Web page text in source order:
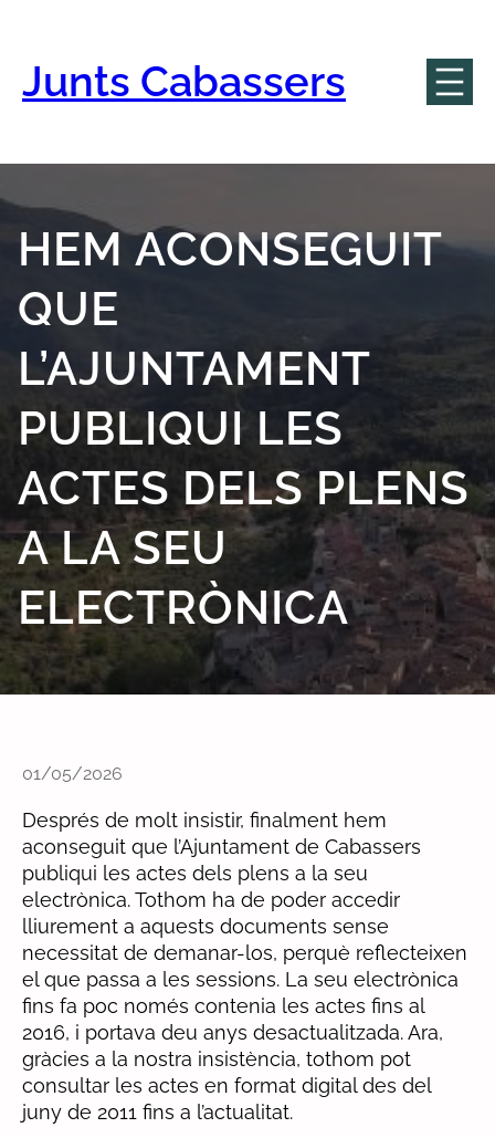
contingut
Junts Cabassers
HEM ACONSEGUIT
QUE
L’AJUNTAMENT
PUBLIQUI LES
ACTES DELS PLENS
A LA SEU
ELECTRÒNICA
01/05/2026
Després de molt insistir, finalment hem
aconseguit que l’Ajuntament de Cabassers
publiqui les actes dels plens a la seu
electrònica. Tothom ha de poder accedir
lliurement a aquests documents sense
necessitat de demanar-los, perquè reflecteixen
el que passa a les sessions. La seu electrònica
fins fa poc només contenia les actes fins al
2016, i portava deu anys desactualitzada. Ara,
gràcies a la nostra insistència, tothom pot
consultar les actes en format digital des del
juny de 2011 fins a l’actualitat.